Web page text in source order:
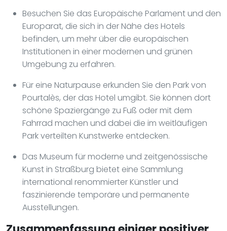
Besuchen Sie das Europäische Parlament und den
Europarat, die sich in der Nähe des Hotels
befinden, um mehr über die europäischen
Institutionen in einer modernen und grünen
Umgebung zu erfahren.
Für eine Naturpause erkunden Sie den Park von
Pourtalès, der das Hotel umgibt. Sie können dort
schöne Spaziergänge zu Fuß oder mit dem
Fahrrad machen und dabei die im weitläufigen
Park verteilten Kunstwerke entdecken.
Das Museum für moderne und zeitgenössische
Kunst in Straßburg bietet eine Sammlung
international renommierter Künstler und
faszinierende temporäre und permanente
Ausstellungen.